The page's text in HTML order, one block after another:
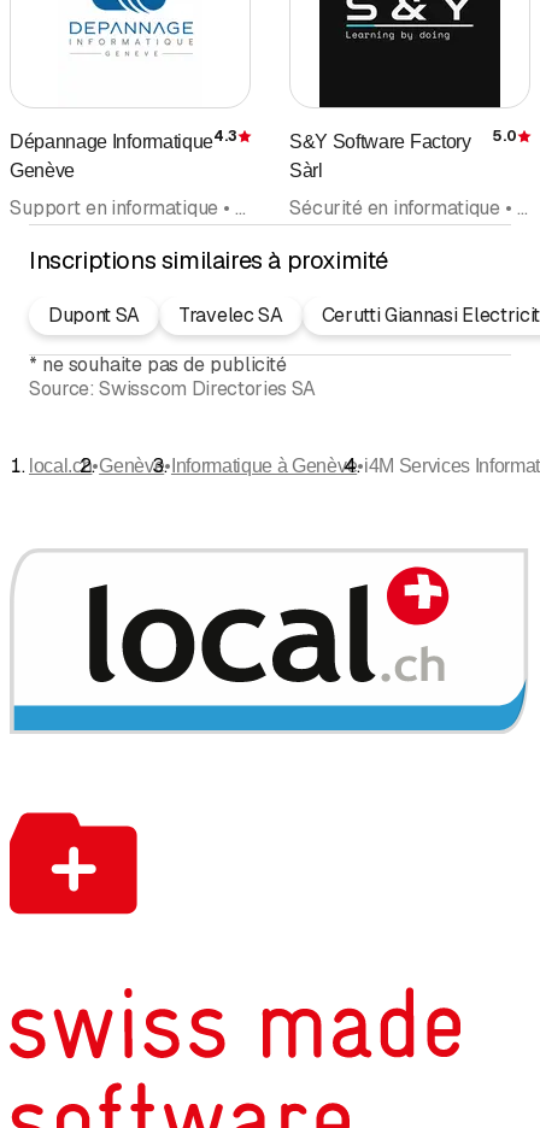
Dépannage Informatique
Genève
Évaluation
4.3
Support en informatique • Informatique • Conseils et prestations en informatique • Service pour Ordinateur • Software • Ordinateurs et accessoires • IT - Information Technology
S&Y Software Factory
Sàrl
5.0
Sécurité en informatique • Conseils et prestations en informatique • IT - Information Technology • Technologie de l'information • Conseils en sécurité • Conseils en informatique • Informatique
Inscriptions similaires à proximité
Dupont SA Travelec SA
Cerutti Giannasi
* ne souhaite pas de publicité
Source: Swisscom Directories SA
local.ch•Genève• Informatique à Genève•i4M Services